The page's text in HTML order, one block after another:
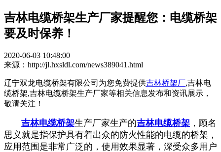
吉林电缆桥架生产厂家提醒您：电缆桥架
要及时保养！
2020-06-03 10:48:00
来源：http://jl.hxsldl.com/news389041.html
辽宁双龙电缆桥架有限公司为您免费提供吉林桥架厂,吉林电
缆桥架,吉林电缆桥架生产厂家等相关信息发布和资讯展示，
敬请关注！
吉林电缆桥架生产厂家生产的吉林电缆桥架 ，顾名
思义就是指保护具有着出众的防火性能的电缆的桥架，
应用范围是非常广泛的，使用效果显著，深受众多用户